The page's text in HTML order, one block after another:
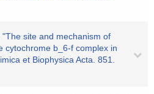
site and mechanism of
cytochrome b_6-f complex in
et Biophysica Acta. 851.